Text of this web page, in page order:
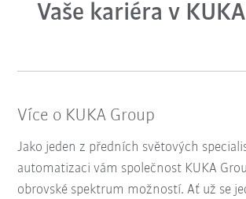
Vaše kariéra v
Více o KUKA Group
Jako jeden z předních světových
automatizaci vám společnost KUKA
obrovské spektrum možností. Ať už se